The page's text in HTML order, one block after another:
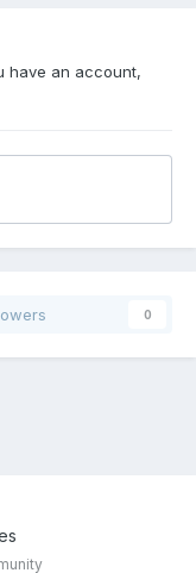
have an account,
0